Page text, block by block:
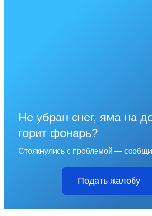
Не убран снег, яма на
горит фонарь?
Столкнулись с проблемой —
Подать жалобу